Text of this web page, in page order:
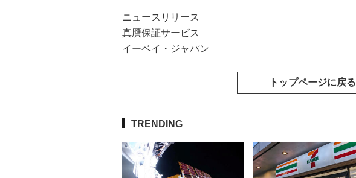
ニュースリリース
真贋保証サービス
イーベイ・ジャパン
トップページに戻る
TRENDING